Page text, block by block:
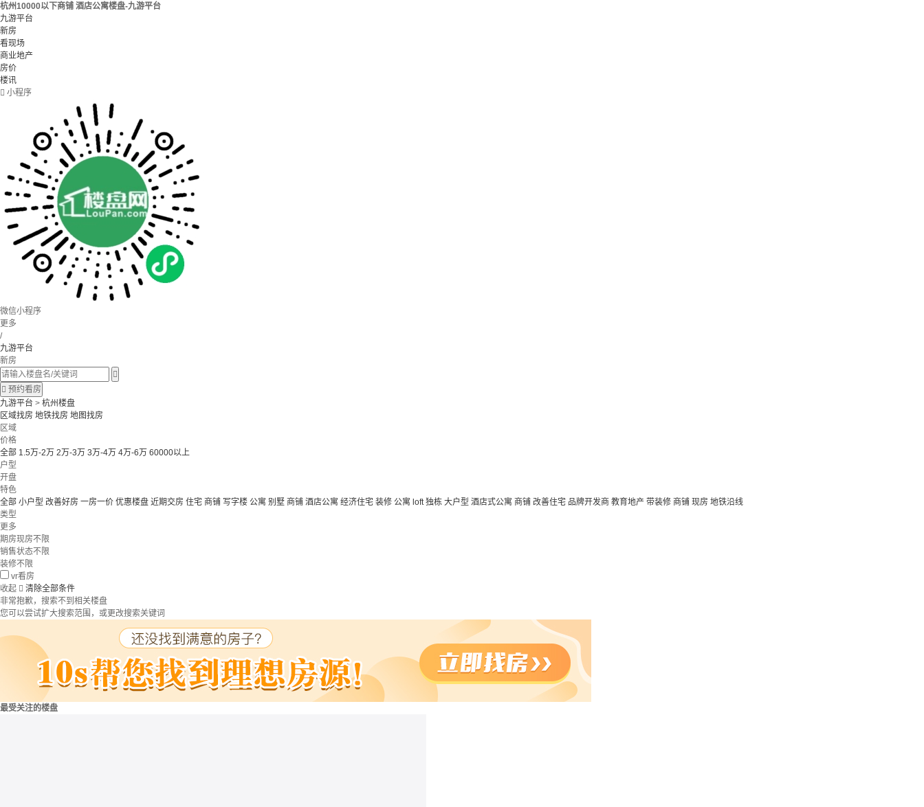
杭州10000以下商铺 酒店公寓楼盘-九游平台
九游平台
新房
看现场
商业地产
房价
楼讯
 小程序
微信小程序
更多
/
九游平台
新房

 预约看房
九游平台 > 杭州楼盘
区域找房 地铁找房 地图找房
区域
价格
全部 1.5万-2万 2万-3万 3万-4万 4万-6万 60000以上
户型
开盘
特色
全部 小户型 改善好房 一房一价 优惠楼盘 近期交房 住宅 商铺 写字楼 公寓 别墅 商铺 酒店公寓 经济住宅 装修 公寓 loft独栋 大户型 酒店式公寓 商铺 改善住宅 品牌开发商 教育地产 带装修 商铺 现房 地铁沿线
类型
更多
期房现房不限
销售状态不限
装修不限
vr看房
收起  清除全部条件
非常抱歉，搜索不到相关楼盘
您可以尝试扩大搜索范围，或更改搜索关键词
最受关注的楼盘